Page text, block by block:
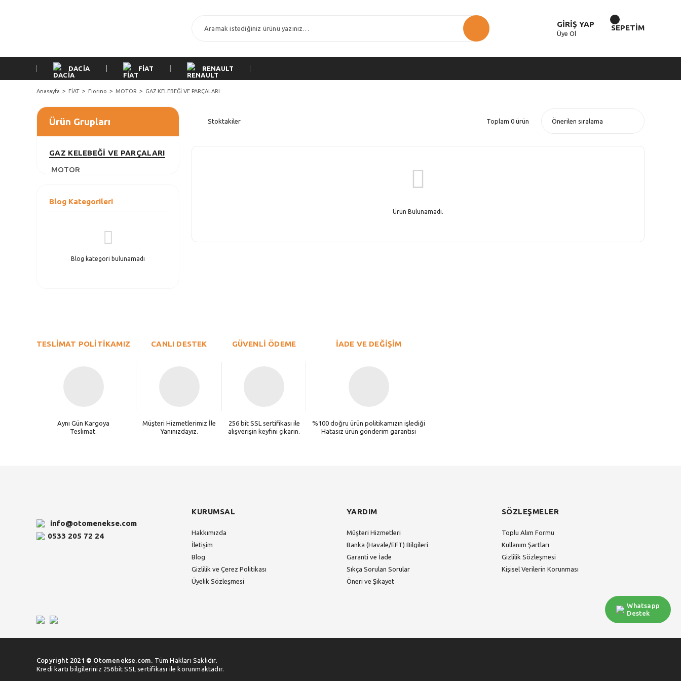
GİRİŞ YAP
Üye Ol
SEPETİM
DACİA FİAT RENAULT
Anasayfa FİAT Fiorino MOTOR GAZ KELEBEĞİ VE PARÇALARI
Ürün Grupları
GAZ KELEBEĞİ VE PARÇALARI
MOTOR
Blog Kategorileri
Blog kategori bulunamadı
Stoktakiler Toplam 0 ürün
Ürün Bulunamadı.
TESLİMAT POLİTİKAMIZ
Aynı Gün Kargoya
Teslimat.
CANLI DESTEK
Müşteri Hizmetlerimiz İle
Yanınızdayız.
GÜVENLİ ÖDEME
256 bit SSL sertifikası ile
alışverişin keyfini çıkarın.
İADE VE DEĞİŞİM
%100 doğru ürün politikamızın işlediği
Hatasız ürün gönderim garantisi
info@otomenekse.com
0533 205 72 24
KURUMSAL
Hakkımızda
İletişim
Blog
Gizlilik ve Çerez Politikası
Üyelik Sözleşmesi
YARDIM
Müşteri Hizmetleri
Banka (Havale/EFT) Bilgileri
Garanti ve İade
Sıkça Sorulan Sorular
Öneri ve Şikayet
SÖZLEŞMELER
Toplu Alım Formu
Kullanım Şartları
Gizlilik Sözleşmesi
Kişisel Verilerin Korunması
Copyright 2021 © Otomenekse.com. Tüm Hakları Saklıdır.
Kredi kartı bilgileriniz 256bit SSL sertifikası ile korunmaktadır.
Whatsapp
Destek